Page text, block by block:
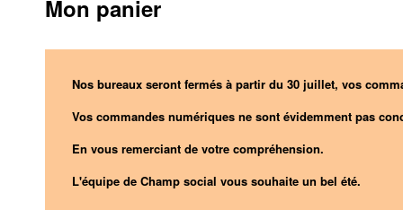
Mon panier
Nos bureaux seront fermés à partir du 30 juillet, vos
Vos commandes numériques ne sont évidemment pas
En vous remerciant de votre compréhension.
L'équipe de Champ social vous souhaite un bel été.